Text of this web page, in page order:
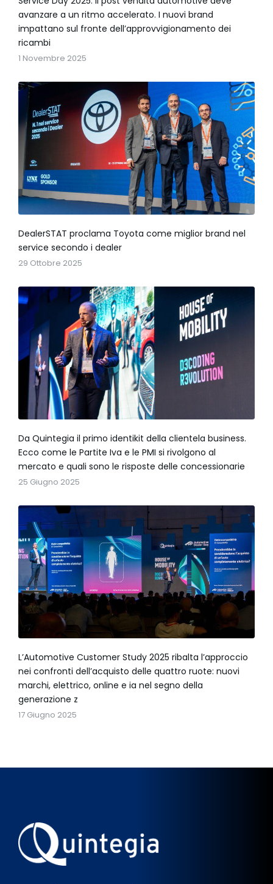
avanzare a un ritmo accelerato. I nuovi brand
impattano sul fronte dell’approvvigionamento dei
ricambi
1 Novembre 2025
DealerSTAT proclama Toyota come miglior brand nel
service secondo i dealer
29 Ottobre 2025
Da Quintegia il primo identikit della clientela business.
Ecco come le Partite Iva e le PMI si rivolgono al
mercato e quali sono le risposte delle concessionarie
25 Giugno 2025
L’Automotive Customer Study 2025 ribalta l’approccio
nei confronti dell’acquisto delle quattro ruote: nuovi
marchi, elettrico, online e ia nel segno della
generazione z
17 Giugno 2025